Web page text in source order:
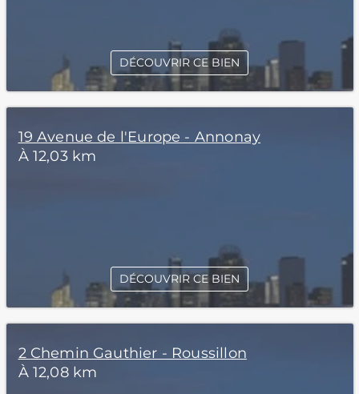
DÉCOUVRIR CE BIEN
19 Avenue de l'Europe - Annonay
À 12,03 km
DÉCOUVRIR CE BIEN
2 Chemin Gauthier - Roussillon
À 12,08 km